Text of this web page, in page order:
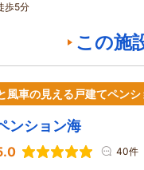
歩5分
この施
風車の見える戸建てペンシ
ンション海
40件